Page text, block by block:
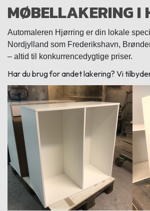
MØBELLAKERING I
Automaleren Hjørring er din lokale
Nordjylland som Frederikshavn,
– altid til konkurrencedygtige priser.
Har du brug for andet lakering? Vi